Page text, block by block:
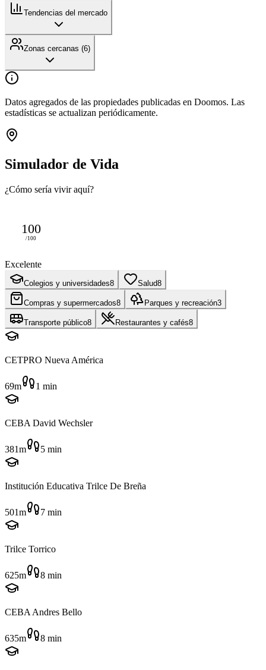
Tendencias del mercado
Zonas cercanas (6)
Datos agregados de las propiedades publicadas en Doomos. Las
estadísticas se actualizan periódicamente.
Simulador de Vida
¿Cómo sería vivir aquí?
100
/100
Excelente
Colegios y universidades8 Salud8
Compras y supermercados8 Parques y recreación3
Transporte público8 Restaurantes y cafés8
CETPRO Nueva América
69m 1 min
CEBA David Wechsler
381m 5 min
Institución Educativa Trilce De Breña
501m 7 min
Trilce Torrico
625m 8 min
CEBA Andres Bello
635m 8 min